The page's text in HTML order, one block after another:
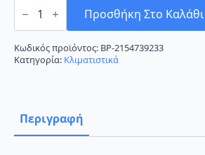
ASYG09LLCC
Inverter
9000
BTU
A++/A+++
Προσθήκη Στο Καλάθι
Κωδικός προϊόντος: BP-2154739233
Κατηγορία: Κλιματιστικά
Περιγραφή